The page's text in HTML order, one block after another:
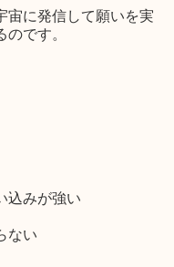
宙に発信して願いを実
です。
込みが強い
ない